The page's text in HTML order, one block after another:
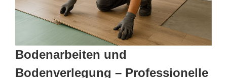
Bodenarbeiten und
Bodenverlegung – Professionelle